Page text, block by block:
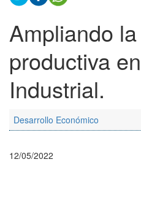
Ampliando
productiva
Industrial.
Desarrollo Económico
12/05/2022